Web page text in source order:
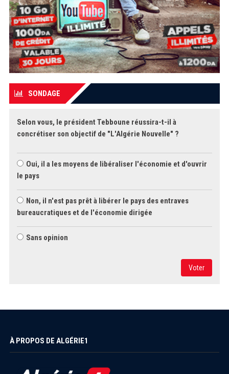
SONDAGE
Selon vous, le président Tebboune réussira-t-il à
concrétiser son objectif de "L'Algérie Nouvelle" ?
Oui, il a les moyens de libéraliser l'économie et d'ouvrir
le pays
Non, il n'est pas prêt à libérer le pays des entraves
bureaucratiques et de l'économie dirigée
Sans opinion
Voter
À PROPOS DE ALGÉRIE1